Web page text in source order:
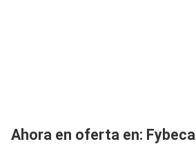
Ahora en oferta en: Fybeca